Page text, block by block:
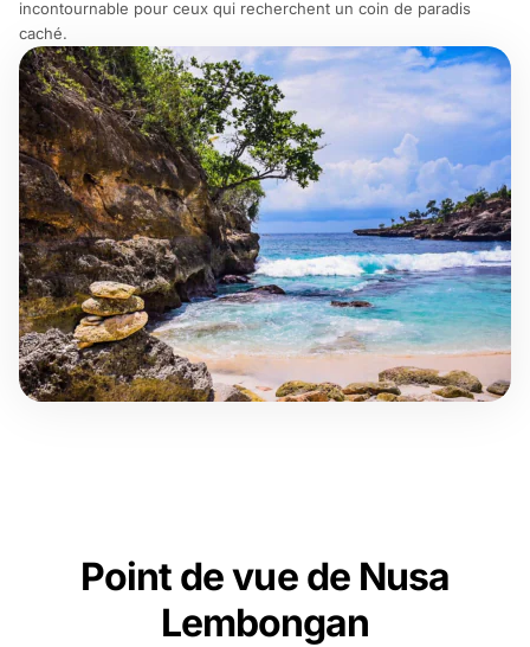
incontournable pour ceux qui recherchent un coin de paradis
caché.
Point de vue de Nusa
Lembongan